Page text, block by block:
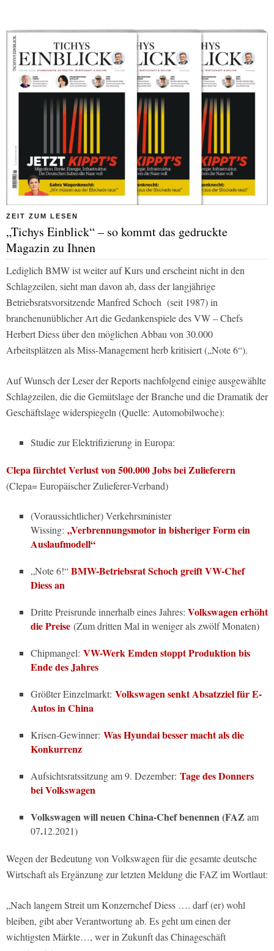
ZEIT ZUM LESEN
„Tichys Einblick“ – so kommt das gedruckte
Magazin zu Ihnen
Lediglich BMW ist weiter auf Kurs und erscheint nicht in den
Schlagzeilen, sieht man davon ab, dass der langjährige
Betriebsratsvorsitzende Manfred Schoch (seit 1987) in
branchenunüblicher Art die Gedankenspiele des VW – Chefs
Herbert Diess über den möglichen Abbau von 30.000
Arbeitsplätzen als Miss-Management herb kritisiert („Note 6“).
Auf Wunsch der Leser der Reports nachfolgend einige ausgewählte
Schlagzeilen, die die Gemütslage der Branche und die Dramatik der
Geschäftslage widerspiegeln (Quelle: Automobilwoche):
Studie zur Elektrifizierung in Europa:
Clepa fürchtet Verlust von 500.000 Jobs bei Zulieferern
(Clepa= Europäischer Zulieferer-Verband)
(Voraussichtlicher) Verkehrsminister
Wissing: „Verbrennungsmotor in bisheriger Form ein
Auslaufmodell“
„Note 6!“BMW-Betriebsrat Schoch greift VW-Chef
Diess an
Dritte Preisrunde innerhalb eines Jahres: Volkswagen erhöht
die Preise (Zum dritten Mal in weniger als zwölf Monaten)
Chipmangel: VW-Werk Emden stoppt Produktion bis
Ende des Jahres
Größter Einzelmarkt: Volkswagen senkt Absatzziel für E-
Autos in China
Krisen-Gewinner: Was Hyundai besser macht als die
Konkurrenz
Aufsichtsratssitzung am 9. Dezember: Tage des Donners
bei Volkswagen
Volkswagen will neuen China-Chef benennen(FAZ am
07.12.2021)
Wegen der Bedeutung von Volkswagen für die gesamte deutsche
Wirtschaft als Ergänzung zur letzten Meldung dieFAZim Wortlaut:
„Nach langem Streit um Konzernchef Diess …. darf (er) wohl
bleiben, gibt aber Verantwortung ab. Es geht um einen der
wichtigsten Märkte…, wer in Zukunft das Chinageschäft